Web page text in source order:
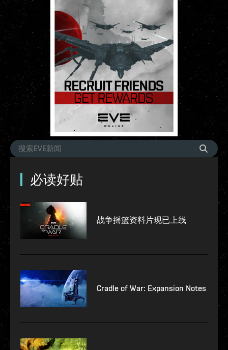
必读好贴
战争摇篮资料片现已上线
Cradle of War: Expansion Notes